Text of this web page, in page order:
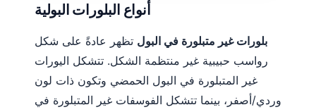
أنواع البلورات البولية
بلورات غير متبلورة في البول تظهر عادةً على شكل
رواسب حبيبية غير منتظمة الشكل. تتشكل اليورات
غير المتبلورة في البول الحمضي وتكون ذات لون
وردي/أصفر، بينما تتشكل الفوسفات غير المتبلورة في